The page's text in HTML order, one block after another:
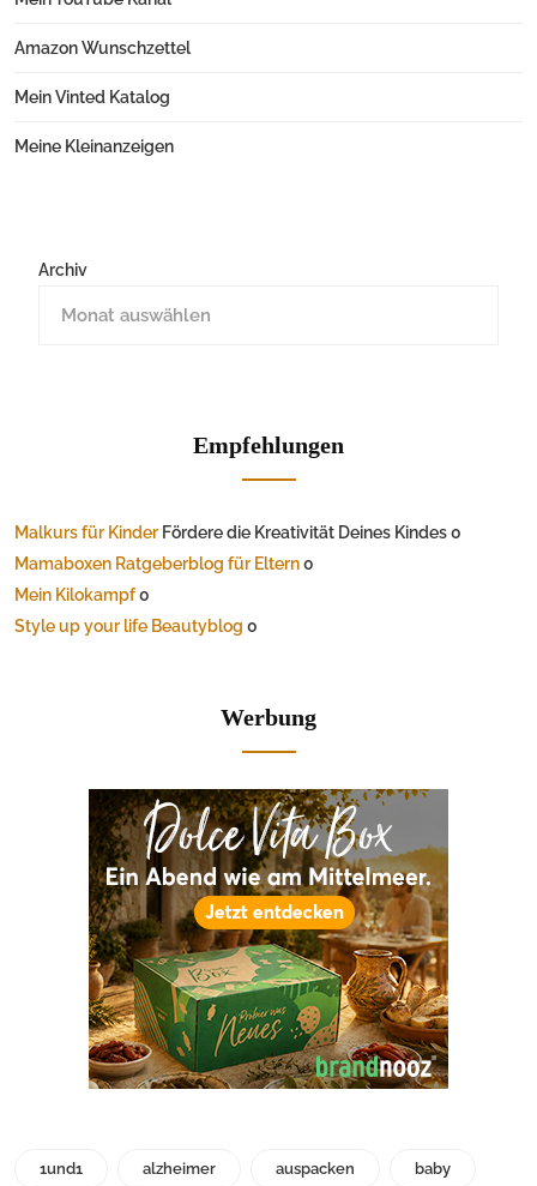
Amazon Wunschzettel
Mein Vinted Katalog
Meine Kleinanzeigen
Archiv
Empfehlungen
Malkurs für Kinder Fördere die Kreativität Deines Kindes 0
Mamaboxen Ratgeberblog für Eltern0
Mein Kilokampf0
Style up your life Beautyblog 0
Werbung
1und1 alzheimer auspacken baby